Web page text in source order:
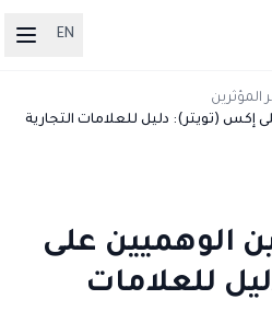
EN
(تويتر): دليل للعلامات التجارية
الوهميين على
للعلامات